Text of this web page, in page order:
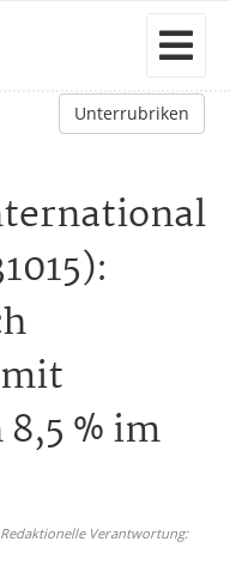
Unterrubriken
% im
Verantwortung: